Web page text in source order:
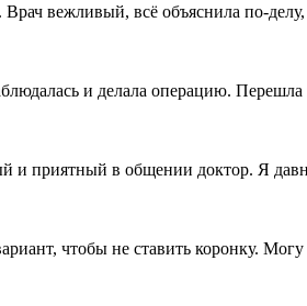
Врач вежливый, всё объяснила
и делала операцию.
и приятный в общении доктор. Я
чтобы не ставить коронку.